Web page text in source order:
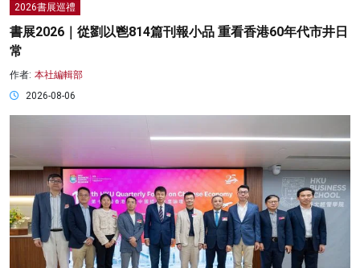
2026書展巡禮
書展2026｜從劉以鬯814篇刊報小品 重看香港60年代市井日
常
作者: 本社編輯部
2026-08-06